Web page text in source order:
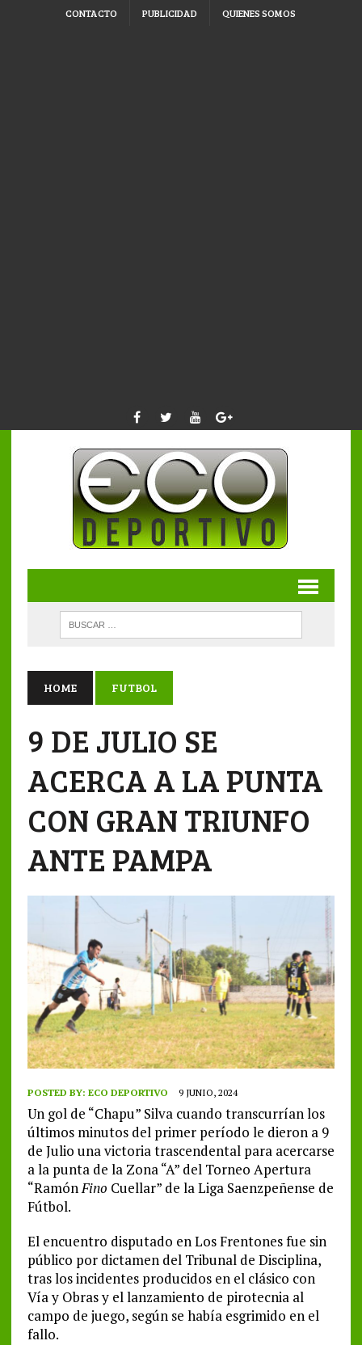
CONTACTO PUBLICIDAD QUIENES SOMOS
HOME FUTBOL
9 DE JULIO SE
ACERCA A LA PUNTA
CON GRAN TRIUNFO
ANTE PAMPA
POSTED BY: ECO DEPORTIVO 9 JUNIO, 2024
Un gol de “Chapu” Silva cuando transcurrían los
últimos minutos del primer período le dieron a 9
de Julio una victoria trascendental para acercarse
a la punta de la Zona “A” del Torneo Apertura
“RamónFino Cuellar” de la Liga Saenzpeñense de
Fútbol.
El encuentro disputado en Los Frentones fue sin
público por dictamen del Tribunal de Disciplina,
tras los incidentes producidos en el clásico con
Vía y Obras y el lanzamiento de pirotecnia al
campo de juego, según se había esgrimido en el
fallo.